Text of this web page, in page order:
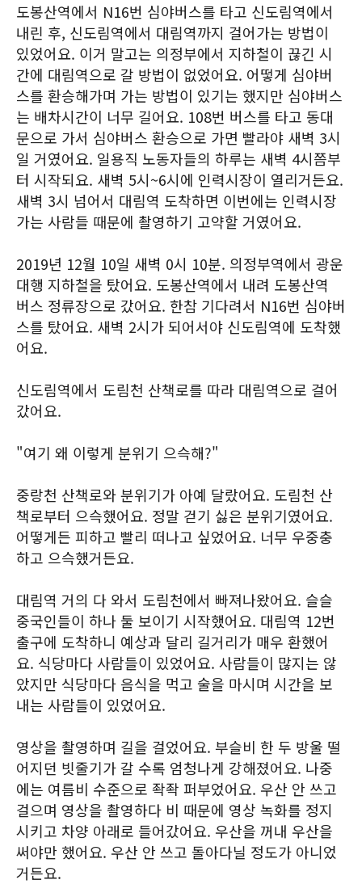
도봉산역에서 N16번 심야버스를 타고 신도림역에서
내린 후, 신도림역에서 대림역까지 걸어가는 방법이
있었어요. 이거 말고는 의정부에서 지하철이 끊긴 시
간에 대림역으로 갈 방법이 없었어요. 어떻게 심야버
스를 환승해가며 가는 방법이 있기는 했지만 심야버스
는 배차시간이 너무 길어요. 108번 버스를 타고 동대
문으로 가서 심야버스 환승으로 가면 빨라야 새벽 3시
일 거였어요. 일용직 노동자들의 하루는 새벽 4시쯤부
터 시작되요. 새벽 5시~6시에 인력시장이 열리거든요.
새벽 3시 넘어서 대림역 도착하면 이번에는 인력시장
가는 사람들 때문에 촬영하기 고약할 거였어요.
2019년 12월 10일 새벽 0시 10분. 의정부역에서 광운
대행 지하철을 탔어요. 도봉산역에서 내려 도봉산역
버스 정류장으로 갔어요. 한참 기다려서 N16번 심야버
스를 탔어요. 새벽 2시가 되어서야 신도림역에 도착했
어요.
신도림역에서 도림천 산책로를 따라 대림역으로 걸어
갔어요.
"여기 왜 이렇게 분위기 으슥해?"
중랑천 산책로와 분위기가 아예 달랐어요. 도림천 산
책로부터 으슥했어요. 정말 걷기 싫은 분위기였어요.
어떻게든 피하고 빨리 떠나고 싶었어요. 너무 우중충
하고 으슥했거든요.
대림역 거의 다 와서 도림천에서 빠져나왔어요. 슬슬
중국인들이 하나 둘 보이기 시작했어요. 대림역 12번
출구에 도착하니 예상과 달리 길거리가 매우 환했어
요. 식당마다 사람들이 있었어요. 사람들이 많지는 않
았지만 식당마다 음식을 먹고 술을 마시며 시간을 보
내는 사람들이 있었어요.
영상을 촬영하며 길을 걸었어요. 부슬비 한 두 방울 떨
어지던 빗줄기가 갈 수록 엄청나게 강해졌어요. 나중
에는 여름비 수준으로 좍좍 퍼부었어요. 우산 안 쓰고
걸으며 영상을 촬영하다 비 때문에 영상 녹화를 정지
시키고 차양 아래로 들어갔어요. 우산을 꺼내 우산을
써야만 했어요. 우산 안 쓰고 돌아다닐 정도가 아니었
거든요.